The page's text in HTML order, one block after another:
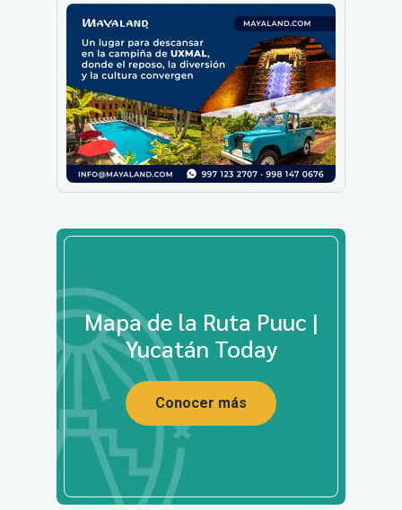
Mapa de la Ruta Puuc |
Yucatán Today
Conocer más